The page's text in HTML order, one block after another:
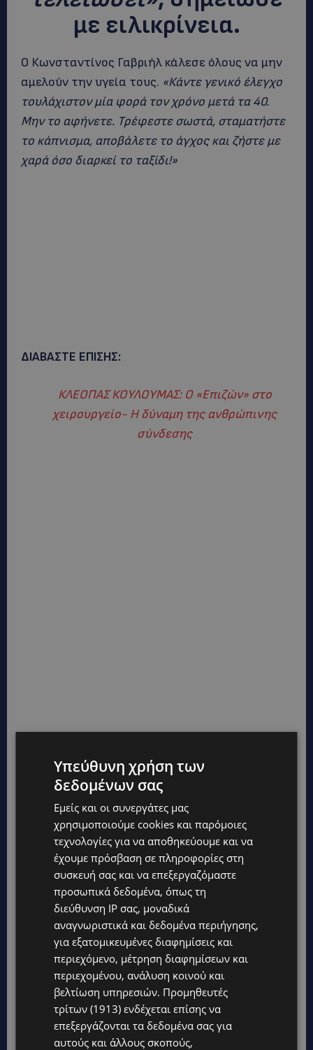
με ειλικρίνεια.
Ο Κωνσταντίνος Γαβριήλ κάλεσε όλους να μην
αμελούν την υγεία τους. «Κάντε γενικό έλεγχο
τουλάχιστον μία φορά τον χρόνο μετά τα 40.
Μην το αφήνετε. Τρέφεστε σωστά, σταματήστε
το κάπνισμα, αποβάλετε το άγχος και ζήστε με
χαρά όσο διαρκεί το ταξίδι!»
ΔΙΑΒΑΣΤΕ ΕΠΙΣΗΣ:
ΚΛΕΟΠΑΣ ΚΟΥΛΟΥΜΑΣ: O «Eπιζών» στο
χειρουργείο- Η δύναμη της ανθρώπινης
σύνδεσης
Υπεύθυνη χρήση των
δεδομένων σας
Εμείς και οι συνεργάτες μας
χρησιμοποιούμε cookies και παρόμοιες
τεχνολογίες για να αποθηκεύουμε και να
έχουμε πρόσβαση σε πληροφορίες στη
συσκευή σας και να επεξεργαζόμαστε
προσωπικά δεδομένα, όπως τη
διεύθυνση IP σας, μοναδικά
αναγνωριστικά και δεδομένα περιήγησης,
για εξατομικευμένες διαφημίσεις και
περιεχόμενο, μέτρηση διαφημίσεων και
περιεχομένου, ανάλυση κοινού και
βελτίωση υπηρεσιών. Προμηθευτές
τρίτων (1913) ενδέχεται επίσης να
επεξεργάζονται τα δεδομένα σας για
αυτούς και άλλους σκοπούς,